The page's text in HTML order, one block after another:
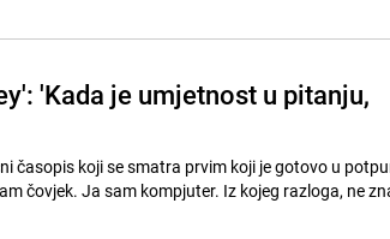
'Kada je umjetnost u pitanju,
časopis koji se smatra prvim koji je gotovo u
čovjek. Ja sam kompjuter. Iz kojeg razloga, ne